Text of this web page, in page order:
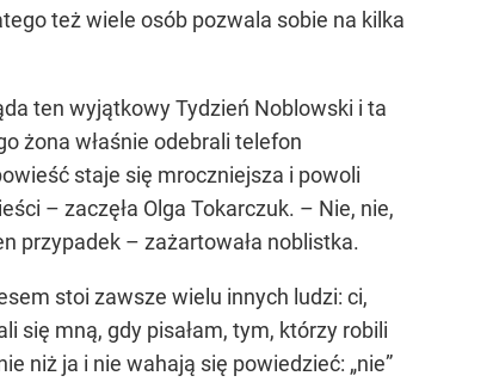
też wiele osób pozwala sobie na kilka
ten wyjątkowy Tydzień Noblowski i ta
żona właśnie odebrali telefon
staje się mroczniejsza i powoli
– zaczęła Olga Tokarczuk. – Nie, nie,
przypadek – zażartowała noblistka.
stoi zawsze wielu innych ludzi: ci,
się mną, gdy pisałam, tym, którzy robili
niż ja i nie wahają się powiedzieć: „nie”